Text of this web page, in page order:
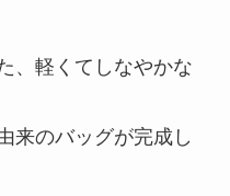
、軽くてしなやかな
来のバッグが完成し